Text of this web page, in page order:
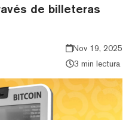
de billeteras
Nov 19, 2025
3 min lectura